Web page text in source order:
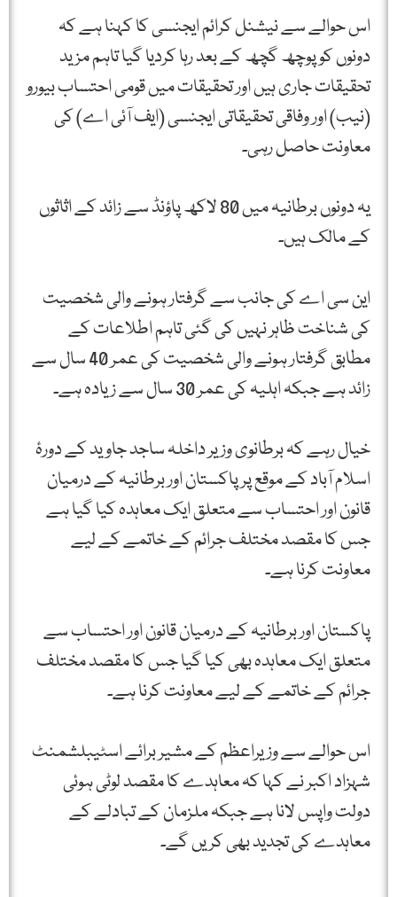
اس حوالے سے نیشنل کرائم ایجنسی کا کہنا ہے کہ
دونوں کو پوچھ گچھ کے بعد رہا کردیا گیا تاہم مزید
تحقیقات جاری ہیں اور تحقیقات میں قومی احتساب بیورو
(نیب) اور وفاقی تحقیقاتی ایجنسی (ایف آئی اے) کی
معاونت حاصل رہی۔
یہ دونوں برطانیہ میں 80 لاکھ پاؤنڈ سے زائد کے اثاثوں
کے مالک ہیں۔
این سی اے کی جانب سے گرفتار ہونے والی شخصیت
کی شناخت ظاہر نہیں کی گئی تاہم اطلاعات کے
مطابق گرفتار ہونے والی شخصیت کی عمر 40 سال سے
زائد ہے جبکہ اہلیہ کی عمر 30 سال سے زیادہ ہے۔
خیال رہے کہ برطانوی وزیر داخلہ ساجد جاوید کے دورۂ
اسلام آباد کے موقع پر پاکستان اور برطانیہ کے درمیان
قانون اور احتساب سے متعلق ایک معاہدہ کیا گیا ہے
جس کا مقصد مختلف جرائم کے خاتمے کے لیے
معاونت کرنا ہے۔
پاکستان اور برطانیہ کے درمیان قانون اور احتساب سے
متعلق ایک معاہدہ بھی کیا گیا جس کا مقصد مختلف
جرائم کے خاتمے کے لیے معاونت کرنا ہے۔
اس حوالے سے وزیراعظم کے مشیر برائے اسٹیبلشمنٹ
شہزاد اکبر نے کہا کہ معاہدے کا مقصد لوٹی ہوئی
دولت واپس لانا ہے جبکہ ملزمان کے تبادلے کے
معاہدے کی تجدید بھی کریں گے۔